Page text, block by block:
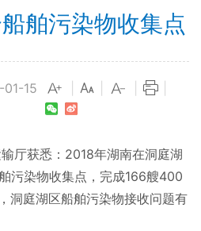
舶污染物收集点
01-15
获悉：2018年湖南在洞庭湖
污染物收集点，完成166艘400
洞庭湖区船舶污染物接收问题有